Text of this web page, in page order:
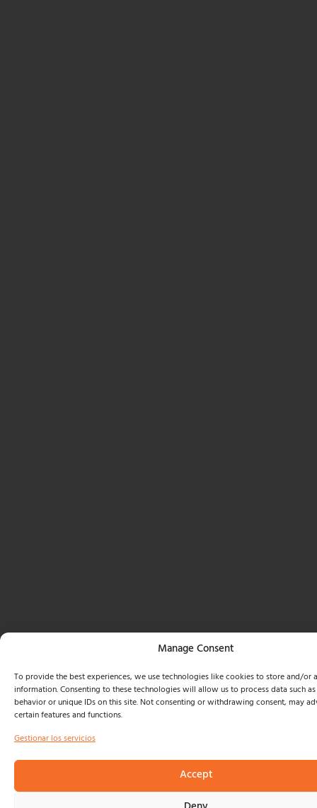
Manage Consent
To provide the best experiences, we use technologies like cookies to store and/or
information. Consenting to these technologies will allow us to process data such
behavior or unique IDs on this site. Not consenting or withdrawing consent, may
certain features and functions.
Gestionar los servicios
Accept